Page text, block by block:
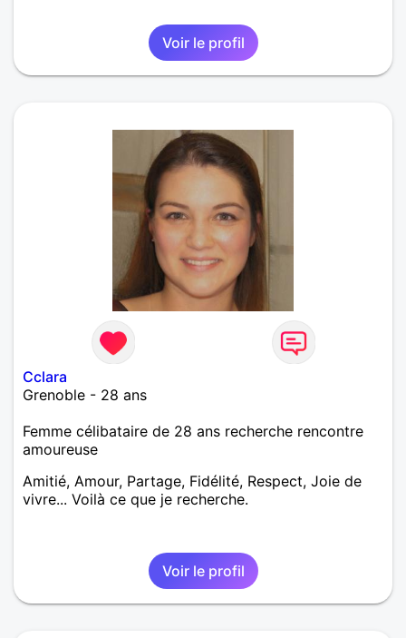
Voir le profil
Cclara
Grenoble - 28 ans
Femme célibataire de 28 ans recherche rencontre
amoureuse
Amitié, Amour, Partage, Fidélité, Respect, Joie de
vivre... Voilà ce que je recherche.
Voir le profil